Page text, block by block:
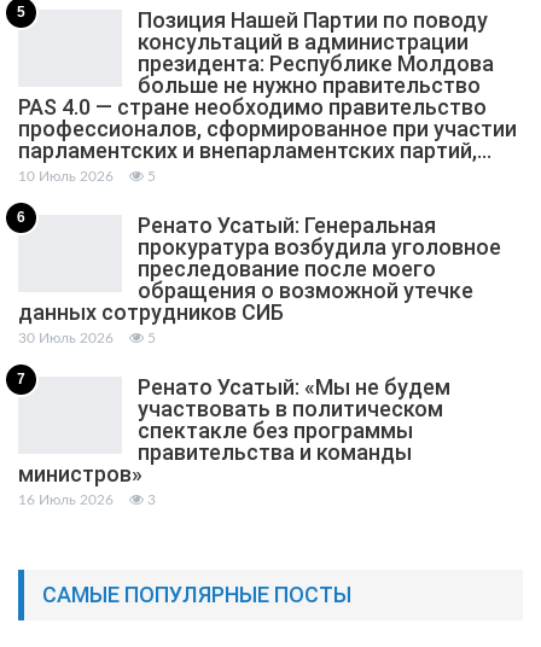
5
Позиция Нашей Партии по поводу
консультаций в администрации
президента: Республике Молдова
больше не нужно правительство
PAS 4.0 — стране необходимо правительство
профессионалов, сформированное при участии
парламентских и внепарламентских партий,…
10 Июль 2026 5
6
Ренато Усатый: Генеральная
прокуратура возбудила уголовное
преследование после моего
обращения о возможной утечке
данных сотрудников СИБ
30 Июль 2026 5
7
Ренато Усатый: «Мы не будем
участвовать в политическом
спектакле без программы
правительства и команды
министров»
16 Июль 2026 3
САМЫЕ ПОПУЛЯРНЫЕ ПОСТЫ